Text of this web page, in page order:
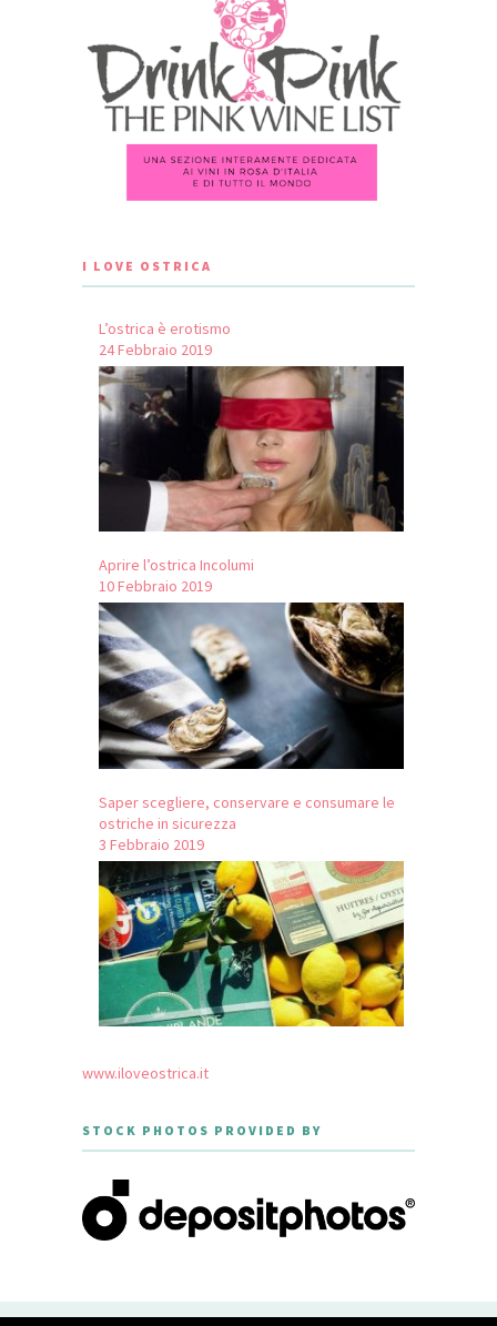
I LOVE OSTRICA
L’ostrica è erotismo
24 Febbraio 2019
Aprire l’ostrica Incolumi
10 Febbraio 2019
Saper scegliere, conservare e consumare le
ostriche in sicurezza
3 Febbraio 2019
www.iloveostrica.it
STOCK PHOTOS PROVIDED BY